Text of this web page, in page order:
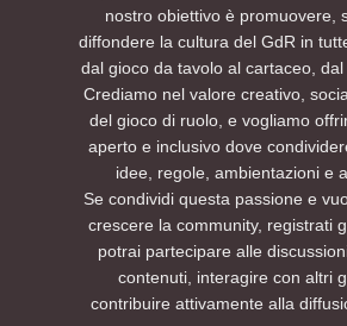
nostro obiettivo è promuovere,
diffondere la cultura del GdR in
dal gioco da tavolo al cartaceo, dal
Crediamo nel valore creativo,
del gioco di ruolo, e vogliamo
aperto e inclusivo dove
idee, regole, ambientazioni e
Se condividi questa passione e
crescere la community, registrati
potrai partecipare alle
contenuti, interagire con altri
contribuire attivamente alla